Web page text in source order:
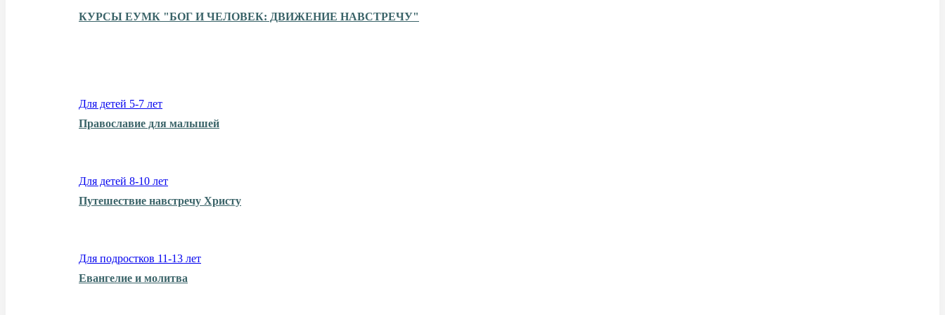
КУРСЫ ЕУМК "БОГ И ЧЕЛОВЕК: ДВИЖЕНИЕ НАВСТРЕЧУ"
Для детей 5-7 лет
Православие для малышей
Для детей 8-10 лет
Путешествие навстречу Христу
Для подростков 11-13 лет
Евангелие и молитва